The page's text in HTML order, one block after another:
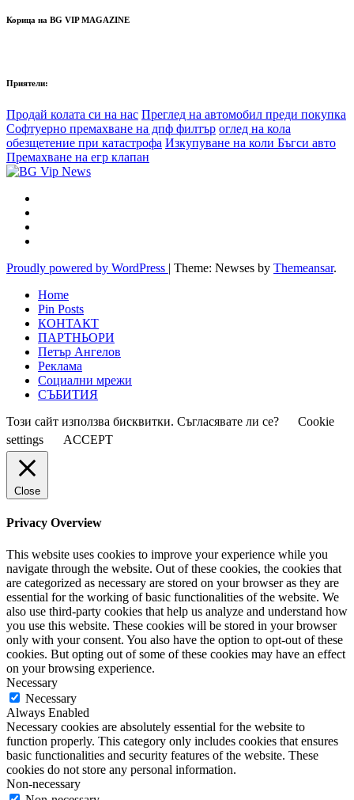
Корица на BG VIP MAGAZINE
Приятели:
Продай колата си на нас Преглед на автомобил преди покупка
Софтуерно премахване на дпф филтър оглед на кола
обезщетение при катастрофа Изкупуване на коли Бъгси авто
Премахване на егр клапан
Proudly powered by WordPress | Theme: Newses by Themeansar.
Home
Pin Posts
КОНТАКТ
ПАРТНЬОРИ
Петър Ангелов
Реклама
Социални мрежи
СЪБИТИЯ
Този сайт използва бисквитки. Съгласявате ли се?
Cookie
settings
ACCEPT
Close
Privacy Overview
This website uses cookies to improve your experience while you
navigate through the website. Out of these cookies, the cookies that
are categorized as necessary are stored on your browser as they are
essential for the working of basic functionalities of the website. We
also use third-party cookies that help us analyze and understand how
you use this website. These cookies will be stored in your browser
only with your consent. You also have the option to opt-out of these
cookies. But opting out of some of these cookies may have an effect
on your browsing experience.
Necessary
Necessary
Always Enabled
Necessary cookies are absolutely essential for the website to
function properly. This category only includes cookies that ensures
basic functionalities and security features of the website. These
cookies do not store any personal information.
Non-necessary